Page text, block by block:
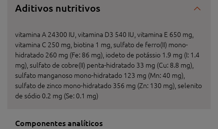
Aditivos nutritivos
vitamina A 24300 IU, vitamina D3 540 IU, vitamina E 650 mg,
vitamina C 250 mg, biotina 1 mg, sulfato de ferro(II) mono-
hidratado 260 mg (Fe: 86 mg), iodeto de potássio 1.9 mg (I: 1.4
mg), sulfato de cobre(II) penta-hidratado 33 mg (Cu: 8.8 mg),
sulfato manganoso mono-hidratado 123 mg (Mn: 40 mg),
sulfato de zinco mono-hidratado 356 mg (Zn: 130 mg), selenito
de sódio 0.2 mg (Se: 0.1 mg)
Componentes analíticos